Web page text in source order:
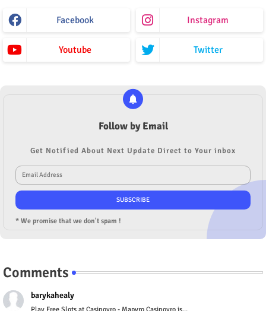
Facebook Instagram
Youtube Twitter
Follow by Email
Get Notified About Next Update Direct to Your inbox
* We promise that we don't spam !
Comments
barykahealy